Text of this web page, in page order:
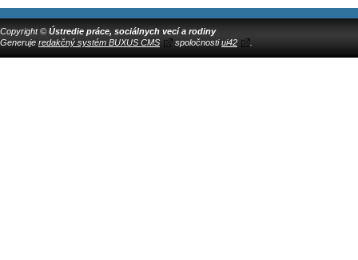
Copyright © Ústredie práce, sociálnych vecí a rodiny
Generuje redakčný systém BUXUS CMS spoločnostiui42